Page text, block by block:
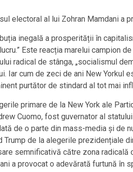
electoral al lui Zohran Mamdani a
inegală a prosperității în
Este reacția marelui campion
radical de stânga, „socialismul
Iar cum de zeci de ani New Yorkul
purtător de stindard al tot mai
primare de la New York ale
Cuomo, fost guvernator al
de o parte din mass-media și de
Trump de la alegerile prezidențiale
semnificativă către zona radicală
a provocat o adevărată furtună în